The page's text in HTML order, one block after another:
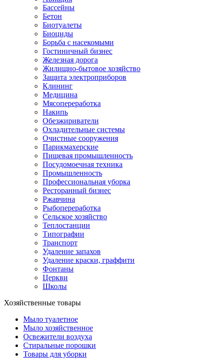
Бассейны
Бетон
Биотуалеты
Биоциды
Борьба с насекомыми
Гостиничный бизнес
Железная дорога
Жилищно-бытовое хозяйство
Защита электроприборов
Клининг
Медицина
Мясопереработка
Накипь
Обезжириватели
Охладительные системы
Очистные сооружения
Парикмахерские
Пищевая промышленность
Посудомоечная техника
Промышленность
Профессиональная уборка
Ресторанный бизнес
Ржавчина
Рыбопереработка
Сельское хозяйство
Теплостанции
Типографии
Транспорт
Удаление запахов
Удаление краски, граффити
Фонтаны
Церкви
Школы
Хозяйственные товары
Мыло туалетное
Мыло хозяйственное
Освежители воздуха
Стиральные порошки
Товары для уборки